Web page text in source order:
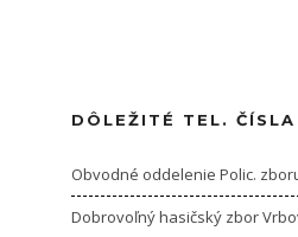
DÔLEŽITÉ TEL. ČÍSLA
Obvodné oddelenie Polic.
Dobrovoľný hasičský zbor